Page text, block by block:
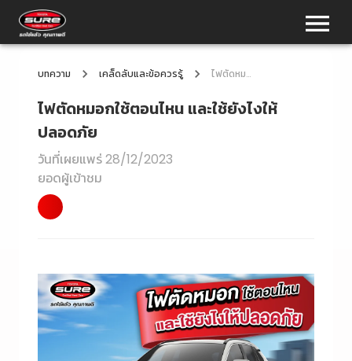
บทความ เคล็ดลับและข้อควรรู้ ไฟตัดหมอกใช้ตอนไหน และใช้ยังไงให้ปลอดภัย
ไฟตัดหมอกใช้ตอนไหน และใช้ยังไงให้
ปลอดภัย
วันที่เผยแพร่28/12/2023
ยอดผู้เข้าชม